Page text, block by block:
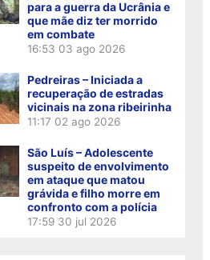
para a guerra da Ucrânia e
que mãe diz ter morrido
em combate
16:53 03 ago 2026
Pedreiras – Iniciada a
recuperação de estradas
vicinais na zona ribeirinha
11:17 02 ago 2026
São Luís – Adolescente
suspeito de envolvimento
em ataque que matou
grávida e filho morre em
confronto com a polícia
17:59 30 jul 2026